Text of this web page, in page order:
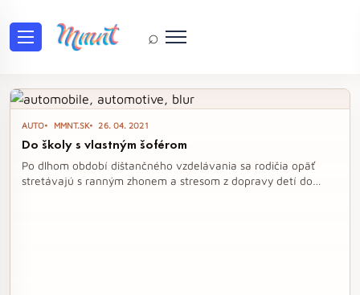
⌕
Tag: zadarmo
AUTO MMNT.SK 26. 04. 2021
Do školy s vlastným šoférom
Po dlhom období dištančného vzdelávania sa rodičia opäť
stretávajú s ranným zhonem a stresom z dopravy detí do